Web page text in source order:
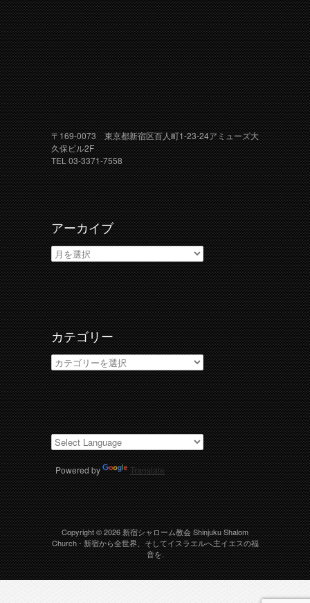
〒169-0073 東京都新宿区百人町1-23-24アミューズ大
久保ビル2F
TEL 03-3371-7558
アーカイブ
ア
ー
カ
イ
ブ
カテゴリー
カ
テ
ゴ
リ
ー
Powered by Translate
Copyright © 2026新宿シャローム教会 Shinjuku Shalom
Church- 新宿から全世界、そしてイスラエルへ主イエスの福
音を.